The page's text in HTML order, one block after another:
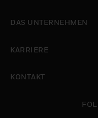
DAS UNTERNEHMEN
KARRIERE
KONTAKT